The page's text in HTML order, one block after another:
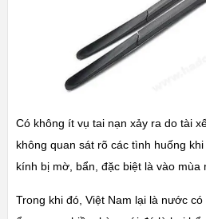
Có không ít vụ tai nạn xảy ra do tài
không quan sát rõ các tình huống
kính bị mờ, bẩn, đặc biệt là vào mùa
Trong khi đó, Việt Nam lại là nước